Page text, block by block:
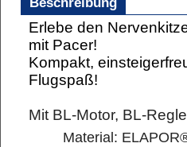
Beschreibung
Erlebe den
mit Pacer!
Kompakt,
Flugspaß!
Mit BL-Motor, BL-
Material: